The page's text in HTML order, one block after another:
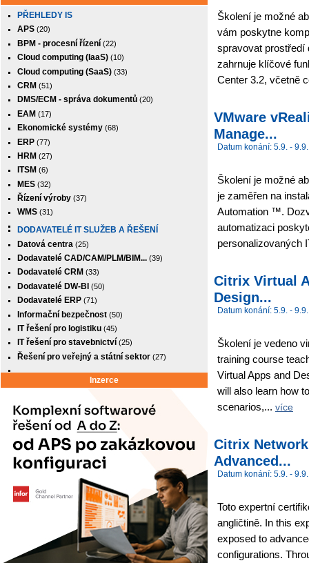
PŘEHLEDY IS
APS (20)
BPM - procesní řízení (22)
Cloud computing (IaaS) (10)
Cloud computing (SaaS) (33)
CRM (51)
DMS/ECM - správa dokumentů (20)
EAM (17)
Ekonomické systémy (68)
ERP (77)
HRM (27)
ITSM (6)
MES (32)
Řízení výroby (37)
WMS (31)
DODAVATELÉ IT SLUŽEB A ŘEŠENÍ
Datová centra (25)
Dodavatelé CAD/CAM/PLM/BIM... (39)
Dodavatelé CRM (33)
Dodavatelé DW-BI (50)
Dodavatelé ERP (71)
Informační bezpečnost (50)
IT řešení pro logistiku (45)
IT řešení pro stavebnictví (25)
Řešení pro veřejný a státní sektor (27)
Inzerce
Školení je možné
vám poskytne
spravovat
zahrnuje klíčové
Center 3.2, včetně
VMware
Manage...
Datum konání: 5.9. - 9.9.
Školení je možné
je zaměřen na
Automation ™.
automatizaci
personalizovaných
Citrix Virtual
Design...
Datum konání: 5.9. - 9.9.
Školení je vedeno
training course
Virtual Apps and
will also learn how
scenarios,... více
Citrix
Advanced...
Datum konání: 5.9. - 9.9.
Toto expertní
angličtině. In this
exposed to
configurations.